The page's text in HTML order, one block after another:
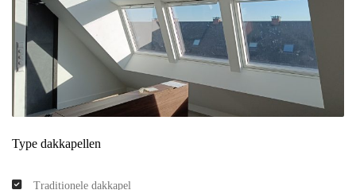
Type dakkapellen
Traditionele dakkapel